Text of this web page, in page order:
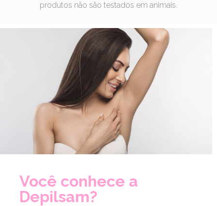
produtos não são testados em animais.
Você conhece a
Depilsam?